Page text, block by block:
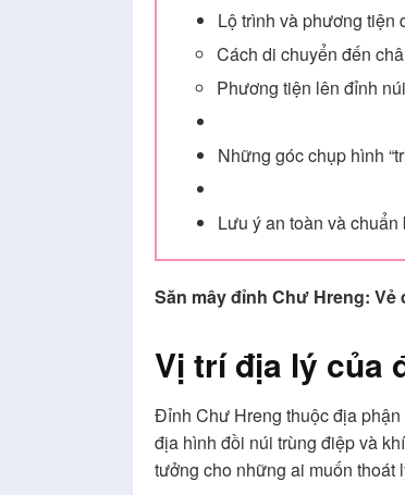
Lộ trình và phương tiện
Cách di chuyển đến
Phương tiện lên đỉnh núi
Những góc chụp hình
Lưu ý an toàn và chuẩn
Săn mây đỉnh Chư Hreng:
Vị trí địa lý của
Đỉnh Chư Hreng thuộc địa phận
địa hình đồi núi trùng điệp và
tưởng cho những ai muốn thoát